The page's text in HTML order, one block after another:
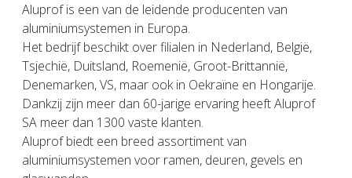
Aluprof is een van de leidende producenten van
aluminiumsystemen in Europa.
Het bedrijf beschikt over filialen in Nederland, België,
Tsjechië, Duitsland, Roemenië, Groot-Brittannië,
Denemarken, VS, maar ook in Oekraïne en Hongarije.
Dankzij zijn meer dan 60-jarige ervaring heeft Aluprof
SA meer dan 1300 vaste klanten.
Aluprof biedt een breed assortiment van
aluminiumsystemen voor ramen, deuren, gevels en